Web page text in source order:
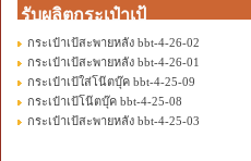
รับผลิตกระเป๋าเป้
กระเป๋าเป้สะพายหลัง bbt-4-26-02
กระเป๋าเป้สะพายหลัง bbt-4-26-01
กระเป๋าเป้ใส่โน๊ตบุ๊ค bbt-4-25-09
กระเป๋าเป้โน๊ตบุ๊ค bbt-4-25-08
กระเป๋าเป้สะพายหลัง bbt-4-25-03